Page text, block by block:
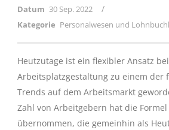
Datum 30 Sep. 2022 /
Kategorie Personalwesen und
Heutzutage ist ein flexibler Ansatz
Arbeitsplatzgestaltung zu einem der
Trends auf dem Arbeitsmarkt
Zahl von Arbeitgebern hat die
übernommen, die gemeinhin als